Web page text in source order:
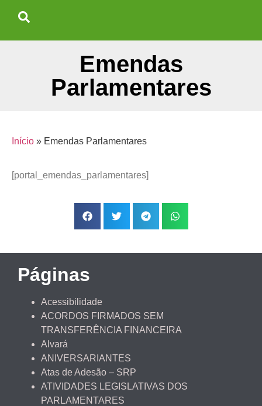
Emendas
Parlamentares
Início » Emendas Parlamentares
[portal_emendas_parlamentares]
Páginas
Acessibilidade
ACORDOS FIRMADOS SEM
TRANSFERÊNCIA FINANCEIRA
Alvará
ANIVERSARIANTES
Atas de Adesão – SRP
ATIVIDADES LEGISLATIVAS DOS
PARLAMENTARES